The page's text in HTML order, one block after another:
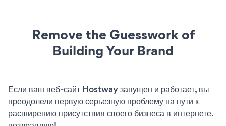
Remove the Guesswork of
Building Your Brand
Если ваш веб-сайт Hostway запущен и работает, вы
преодолели первую серьезную проблему на пути к
расширению присутствия своего бизнеса в интернете.